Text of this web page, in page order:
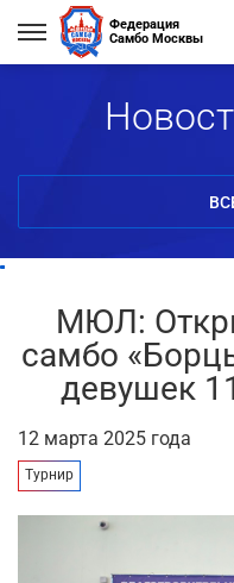
Федерация
Самбо Москвы
МЮЛ:
самбо
девушек
12 марта 2025 года
Турнир